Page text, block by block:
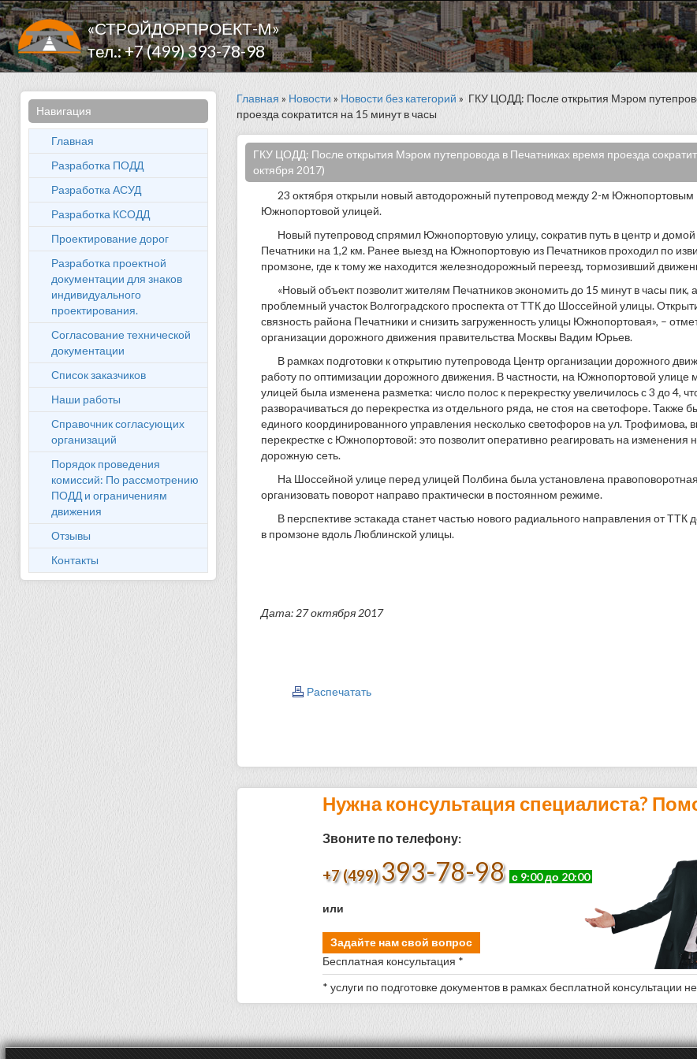
«СТРОЙДОРПРОЕКТ-М»
тел.: +7 (499) 393-78-98
Навигация
Главная
Разработка ПОДД
Разработка АСУД
Разработка КСОДД
Проектирование дорог
Разработка проектной
документации для знаков
индивидуального
проектирования.
Согласование технической
документации
Список заказчиков
Наши работы
Справочник согласующих
организаций
Порядок проведения
комиссий: По рассмотрению
ПОДД и ограничениям
движения
Отзывы
Контакты
Главная » Новости » Новости без категорий » ГКУ ЦОДД: После открытия Мэром
проезда сократится на 15 минут в часы
ГКУ ЦОДД: После открытия Мэром путепровода в Печатниках время проезда
октября 2017)
23 октября открыли новый автодорожный путепровод между 2-м Южнопортовым
Южнопортовой улицей.
Новый путепровод спрямил Южнопортовую улицу, сократив путь в центр и
Печатники на 1,2 км. Ранее выезд на Южнопортовую из Печатников проходил по
промзоне, где к тому же находится железнодорожный переезд, тормозивший
«Новый объект позволит жителям Печатников экономить до 15 минут в часы пик, а
проблемный участок Волгоградского проспекта от ТТК до Шоссейной улицы.
связность района Печатники и снизить загруженность улицы Южнопортовая», –
организации дорожного движения правительства Москвы Вадим Юрьев.
В рамках подготовки к открытию путепровода Центр организации дорожного
работу по оптимизации дорожного движения. В частности, на Южнопортовой улице
улицей была изменена разметка: число полос к перекрестку увеличилось с 3 до 4,
разворачиваться до перекрестка из отдельного ряда, не стоя на светофоре. Также
единого координированного управления несколько светофоров на ул. Трофимова,
перекрестке с Южнопортовой: это позволит оперативно реагировать на изменения
дорожную сеть.
На Шоссейной улице перед улицей Полбина была установлена
организовать поворот направо практически в постоянном режиме.
В перспективе эстакада станет частью нового радиального направления от ТТК
в промзоне вдоль Люблинской улицы.
Дата: 27 октября 2017
Распечатать
Нужна консультация специалиста?
Звоните по телефону:
+7 (499) 393-78-98 с 9:00 до 20:00
или
Задайте нам свой вопрос
Бесплатная консультация *
* услуги по подготовке документов в рамках бесплатной консультации